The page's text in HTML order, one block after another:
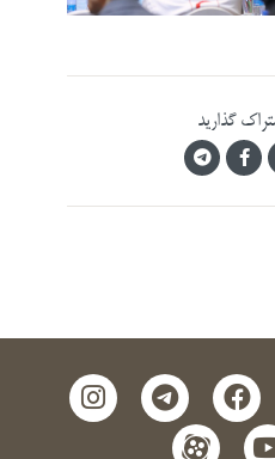
گذارید
facebook
telegram
instagram
aparat